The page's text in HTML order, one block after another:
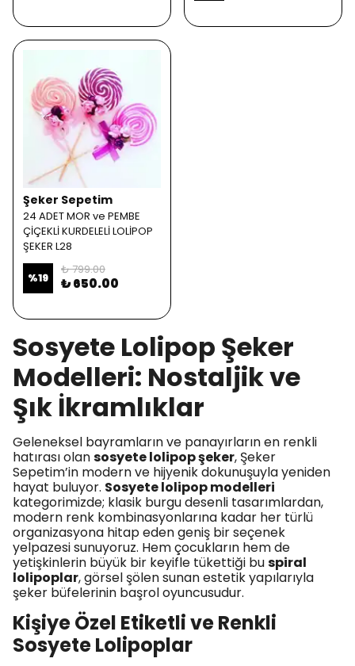
Şeker Sepetim
24 ADET MOR ve PEMBE
ÇİÇEKLİ KURDELELİ LOLİPOP
ŞEKER L28
%19
₺ 799.00
₺ 650.00
Sosyete Lolipop Şeker
Modelleri: Nostaljik ve
Şık İkramlıklar
Geleneksel bayramların ve panayırların en renkli
hatırası olansosyete lolipop şeker, Şeker
Sepetim’in modern ve hijyenik dokunuşuyla yeniden
hayat buluyor. Sosyete lolipop modelleri
kategorimizde; klasik burgu desenli tasarımlardan,
modern renk kombinasyonlarına kadar her türlü
organizasyona hitap eden geniş bir seçenek
yelpazesi sunuyoruz. Hem çocukların hem de
yetişkinlerin büyük bir keyifle tükettiği buspiral
lolipoplar, görsel şölen sunan estetik yapılarıyla
şeker büfelerinin başrol oyuncusudur.
Kişiye Özel Etiketli ve Renkli
Sosyete Lolipoplar